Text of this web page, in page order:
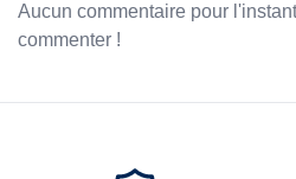
Aucun commentaire pour
commenter !